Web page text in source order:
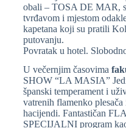
obali – TOSA DE MAR,
tvrđavom i mjestom
kapetana koji su pratili
putovanju.
Povratak u hotel.
U večernjim časovima
SHOW “LA MASIA”
španski temperament i
vatrenih flamenko
hacijendi. Fantastičan
SPECIJALNI program